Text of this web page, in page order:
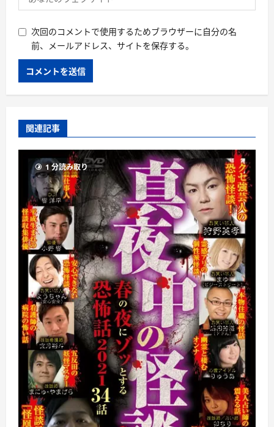
次回のコメントで使用するためブラウザーに自分の名
前、メールアドレス、サイトを保存する。
関連記事
1 分読み取り